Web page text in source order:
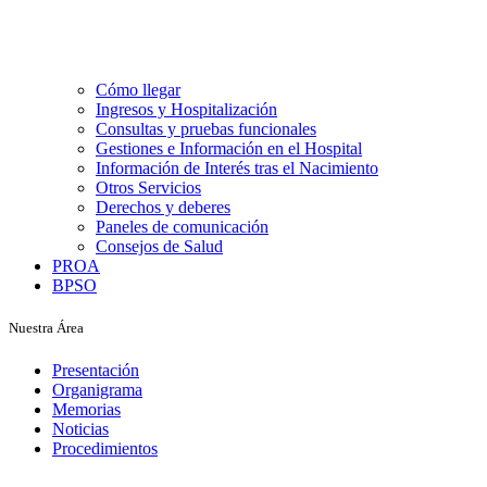
Cómo llegar
Ingresos y Hospitalización
Consultas y pruebas funcionales
Gestiones e Información en el Hospital
Información de Interés tras el Nacimiento
Otros Servicios
Derechos y deberes
Paneles de comunicación
Consejos de Salud
PROA
BPSO
Nuestra Área
Presentación
Organigrama
Memorias
Noticias
Procedimientos